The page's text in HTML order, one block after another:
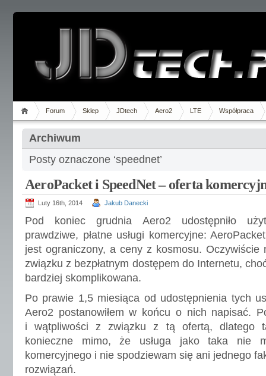
Forum Sklep JDtech Aero2 LTE Współpraca
Archiwum
Posty oznaczone ‘speednet’
AeroPacket i SpeedNet – oferta
Luty 16th, 2014 Jakub Danecki
Pod koniec grudnia Aero2 udostępniło
prawdziwe, płatne usługi komercyjne:
jest ograniczony, a ceny z kosmosu. Oczywiście
związku z bezpłatnym dostępem do Internetu,
bardziej skomplikowana.
Po prawie 1,5 miesiąca od udostępnienia tych
Aero2 postanowiłem w końcu o nich napisać.
i wątpliwości z związku z tą ofertą, dlatego
konieczne mimo, że usługa jako taka nie
komercyjnego i nie spodziewam się ani jednego
rozwiązań.